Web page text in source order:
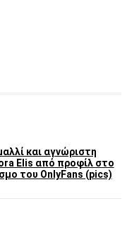
και αγνώριστη
Elis από προφίλ στο
του OnlyFans (pics)